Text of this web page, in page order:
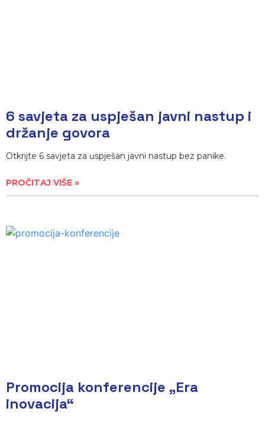
6 savjeta za uspješan javni nastup i
držanje govora
Otkrijte 6 savjeta za uspješan javni nastup bez panike.
PROČITAJ VIŠE »
Promocija konferencije „Era
inovacija“